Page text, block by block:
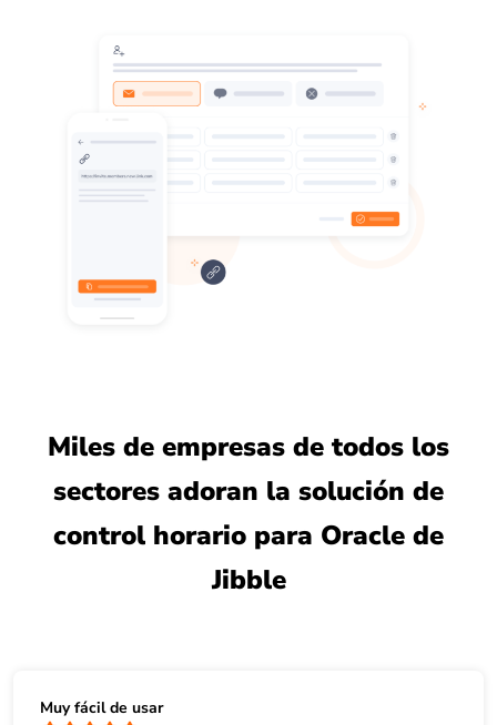
Miles de empresas de todos los
sectores adoran la solución de
control horario para Oracle de
Jibble
Muy fácil de usar